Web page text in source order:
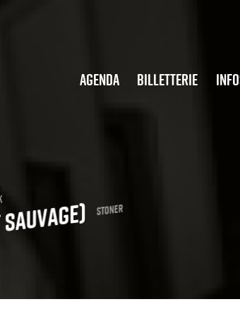
Agenda Billetterie
Stoner